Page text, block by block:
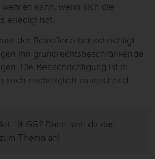
kann, wenn sich die
erledigt hat.
der Betroffene benachrichtigt
ihn grundrechtsbeschränkende
Die Benachrichtigung ist in
auch nachträglich ausreichend.
19 GG? Dann sieh dir das
zum Thema an!